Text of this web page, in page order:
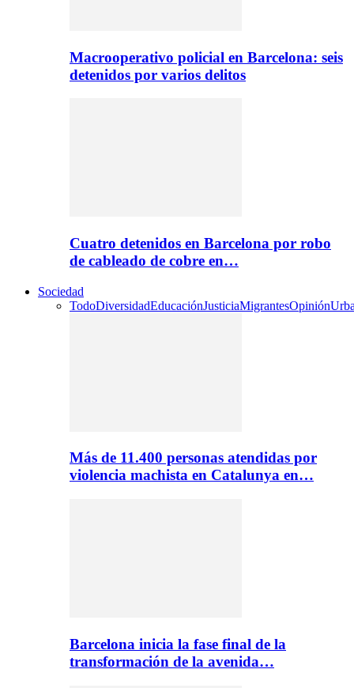
Macrooperativo policial en Barcelona: seis
detenidos por varios delitos
Cuatro detenidos en Barcelona por robo
de cableado de cobre en…
Sociedad
TodoDiversidadEducaciónJusticiaMigrantesOpinión
Más de 11.400 personas atendidas por
violencia machista en Catalunya en…
Barcelona inicia la fase final de la
transformación de la avenida…